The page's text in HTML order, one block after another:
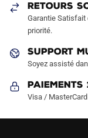
la
page
produit
RETOURS
Garantie Satisfait
priorité.
SUPPORT
Soyez assisté
Paiements
Visa /